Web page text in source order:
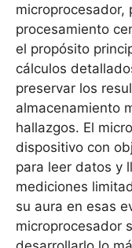
microprocesador,
procesamiento
el propósito
cálculos
preservar los
almacenamiento
hallazgos. El
dispositivo con
para leer datos y
mediciones
su aura en esas
microprocesador